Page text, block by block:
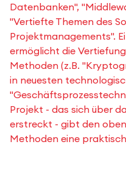
Datenbanken",
"Vertiefte Themen des
Projektmanagements".
ermöglicht die
Methoden (z.B.
in neuesten
Projekt - das sich über
erstreckt - gibt den
Methoden eine